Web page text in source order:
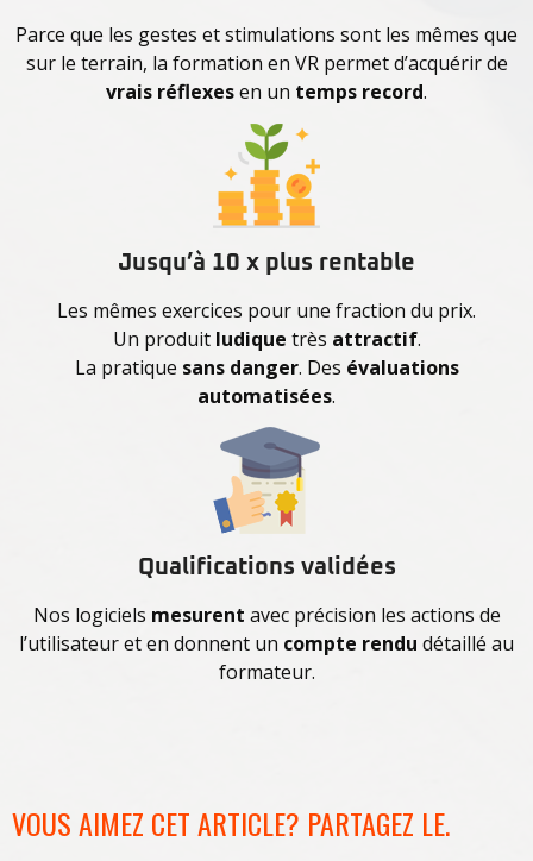
Parce que les gestes et stimulations sont les mêmes que
sur le terrain, la formation en VR permet d’acquérir de
vrais réflexesen un temps record.
Jusqu’à 10 x plus rentable
Les mêmes exercices pour une fraction du prix.
Un produit ludique très attractif.
La pratique sans danger. Des évaluations
automatisées.
Qualifications validées
Nos logiciels mesurent avec précision les actions de
l’utilisateur et en donnent un compte rendu détaillé au
formateur.
VOUS AIMEZ CET ARTICLE? PARTAGEZ LE.